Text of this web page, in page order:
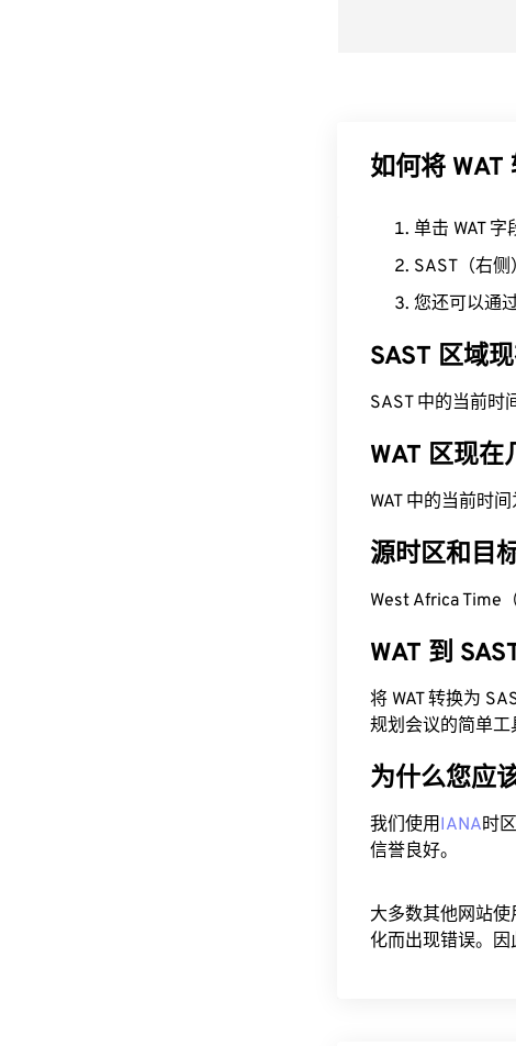
如何将 WAT
单击 WAT 字
SAST（右侧
您还可以通
SAST 区域
SAST 中的当前
WAT 区现在
WAT 中的当前时
源时区和目
West Africa Time
WAT 到
将 WAT 转换为
规划会议的简单工
为什么您应
我们使用IANA时
信誉良好。
大多数其他网站
化而出现错误。因